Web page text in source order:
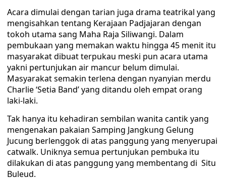
Acara dimulai dengan tarian juga drama teatrikal yang
mengisahkan tentang Kerajaan Padjajaran dengan
tokoh utama sang Maha Raja Siliwangi. Dalam
pembukaan yang memakan waktu hingga 45 menit itu
masyarakat dibuat terpukau meski pun acara utama
yakni pertunjukan air mancur belum dimulai.
Masyarakat semakin terlena dengan nyanyian merdu
Charlie ‘Setia Band’ yang ditandu oleh empat orang
laki-laki.
Tak hanya itu kehadiran sembilan wanita cantik yang
mengenakan pakaian Samping Jangkung Gelung
Jucung berlenggok di atas panggung yang menyerupai
catwalk. Uniknya semua pertunjukan pembuka itu
dilakukan di atas panggung yang membentang di Situ
Buleud.